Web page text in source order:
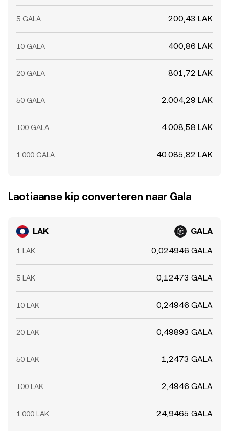
5 GALA 200,43 LAK
10 GALA 400,86 LAK
20 GALA 801,72 LAK
50 GALA 2.004,29 LAK
100 GALA 4.008,58 LAK
1.000 GALA 40.085,82 LAK
Laotiaanse kip converteren naar Gala
LAK GALA
1 LAK 0,024946 GALA
5 LAK 0,12473 GALA
10 LAK 0,24946 GALA
20 LAK 0,49893 GALA
50 LAK 1,2473 GALA
100 LAK 2,4946 GALA
1.000 LAK 24,9465 GALA